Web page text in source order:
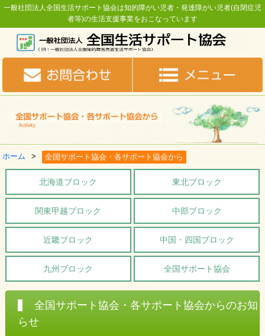
一般社団法人全国生活サポート協会は知的障がい児者・発達障がい児者(自閉症児
者等)の生活支援事業をおこなっています
ホーム 全国サポート協会・各サポート協会から
北海道ブロック 東北ブロック
関東甲越ブロック 中部ブロック
近畿ブロック 中国・四国ブロック
九州ブロック 全国サポート協会
全国サポート協会・各サポート協会からのお知
らせ